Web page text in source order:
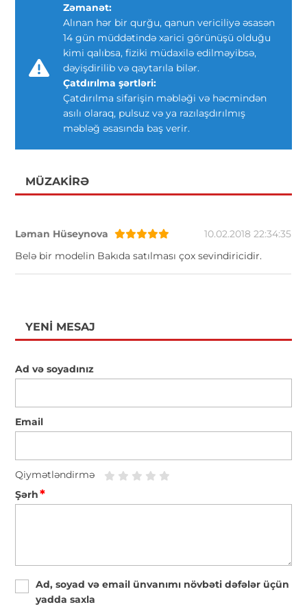
Zəmanət:
Alınan hər bir qurğu, qanun vericiliyə əsasən
14 gün müddətində xarici görünüşü olduğu
kimi qalıbsa, fiziki müdaxilə edilməyibsə,
dəyişdirilib və qaytarıla bilər.
Çatdırılma şərtləri:
Çatdırılma sifarişin məbləği və həcmindən
asılı olaraq, pulsuz və ya razılaşdırılmış
məbləğ əsasında baş verir.
MÜZAKIRƏ
Ləman Hüseynova
10.02.2018 22:34:35
Belə bir modelin Bakıda satılması çox sevindiricidir.
YENI MESAJ
Ad və soyadınız
Email
Qiymətləndirmə
Şərh*
Ad, soyad və email ünvanımı növbəti dəfələr üçün
yadda saxla